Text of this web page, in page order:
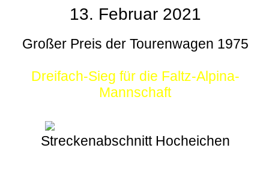
13. Februar 2021
Großer Preis der Tourenwagen 1975
Dreifach-Sieg für die Faltz-Alpina-
Mannschaft
Streckenabschnitt Hocheichen